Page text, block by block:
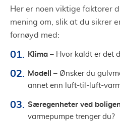
Her er noen viktige faktorer
mening om, slik at du sikrer
fornøyd med:
Klima – Hvor kaldt er det
Modell – Ønsker du
annet enn luft-til-luft-
Særegenheter ved boligen
varmepumpe trenger du?